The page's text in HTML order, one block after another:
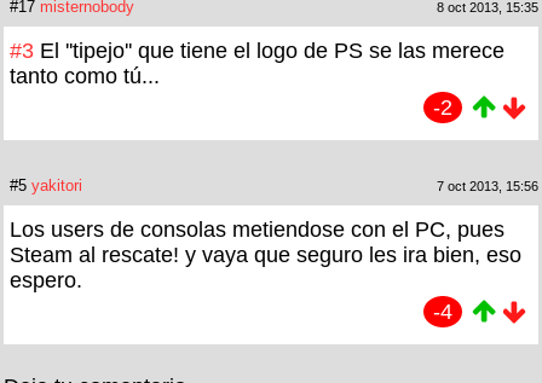
#17 misternobody 8 oct 2013, 15:35
#3 El ''tipejo'' que tiene el logo de PS se las merece
tanto como tú...
-2
#5 yakitori 7 oct 2013, 15:56
Los users de consolas metiendose con el PC, pues
Steam al rescate! y vaya que seguro les ira bien, eso
espero.
-4